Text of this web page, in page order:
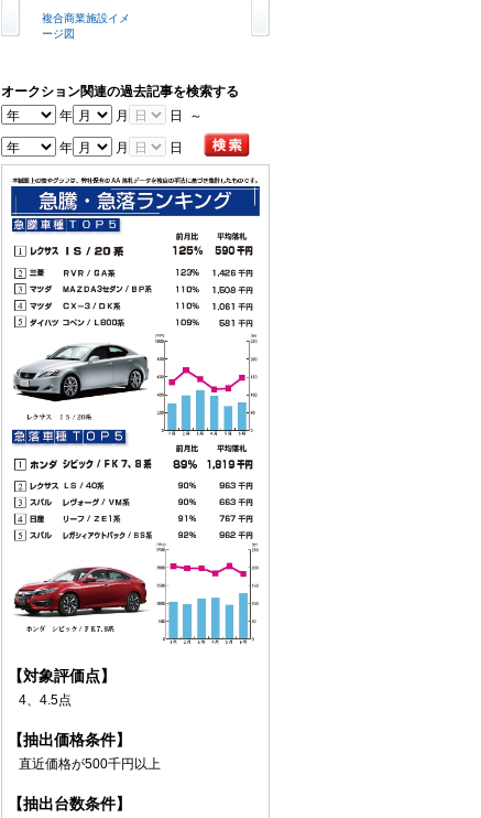
複合商業施設イメ
ージ図
港店外観
オークション関連の過去記事を検索する
年
月 日 ～
年 月 日
【対象評価点】
4、4.5点
【抽出価格条件】
直近価格が500千円以上
【抽出台数条件】